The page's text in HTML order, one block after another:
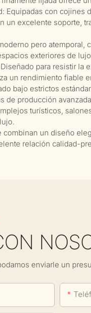
Equipadas con cojines
un excelente soporte,
pero atemporal,
exteriores de
para resistir la
un rendimiento fiable
bajo estrictos
de producción
turísticos,
combinan un diseño
relación calidad-
enviarle un